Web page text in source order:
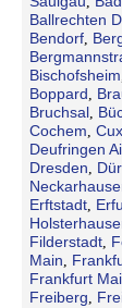
Ballrechten
Bendorf,
Bischofsheim
Boppard
Bruchsal,
Cochem
Deufringen
Dresden
Erftstadt,
Filderstadt,
Main
Frankfurt
Freiberg